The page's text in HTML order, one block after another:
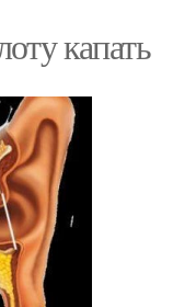
капать